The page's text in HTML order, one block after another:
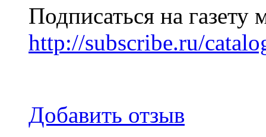
Подписаться на газету
http://subscribe.ru/
Добавить отзыв